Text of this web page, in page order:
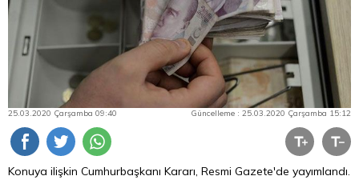
25.03.2020 Çarşamba 09:40 Güncelleme : 25.03.2020 Çarşamba 15:12
Konuya ilişkin Cumhurbaşkanı Kararı, Resmi Gazete'de yayımlandı.